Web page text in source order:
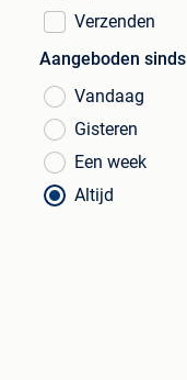
Verzenden
Aangeboden sinds
Vandaag
Gisteren
Een week
Altijd